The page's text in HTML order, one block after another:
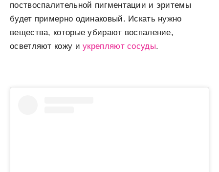
поствоспалительной пигментации и эритемы
будет примерно одинаковый. Искать нужно
вещества, которые убирают воспаление,
осветляют кожу иукрепляют сосуды.